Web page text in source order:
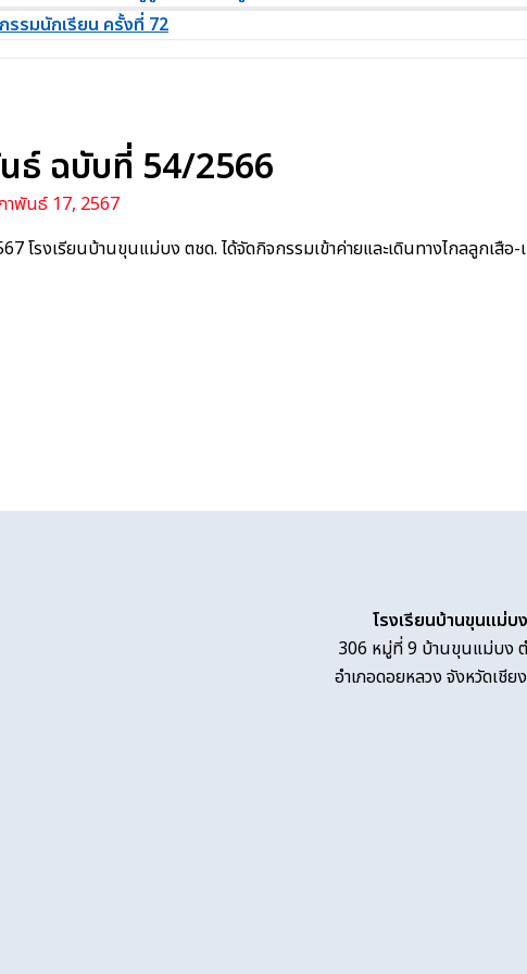
รมนักเรียน ครั้งที่ 72
ธ์ ฉบับที่ 54/2566
าพันธ์ 17, 2567
โรงเรียนบ้านขุนแม่บง ตชด. ได้จัดกิจกรรมเข้าค่ายและเดินทางไ
โรงเรียนบ้านขุนแม่บ
306 หมู่ที่ 9 บ้านขุนแม่บง
อำเภอดอยหลวง จังหวัดเชีย